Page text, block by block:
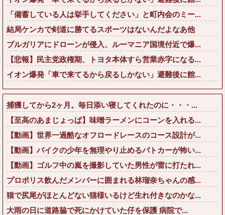
「備蓄している人は挙手してください」と町内会のミー...
結局ケンカで剣道に勝てるスポーツはないんだよなあ他
ブルガリアにドローンが侵入、ルーマニア国境付近で爆...
【悲報】民主党政権期、トヨタ本体すら営業赤字になる...
イオン爆発「車で来てるから戻るしかない」避難後に館...
捕獲してから2ヶ月。毎日添い寝してくれたのに・・・...
【至高のあまじょっぱ】味噌ラーメンにコーンを入れる...
【動画】世界一過酷なオフロードレースのコース設計が...
【動画】バイクの少年を無理やり止めるパトカーが怖い...
【動画】ゴルフ中の嵐を撮影していた男性が雷に打たれ...
プロポリス飲んだメンバーに囲まれる林瑠奈ちゃんの感...
猫で尻尾がほとんどない猫様いるけど生れ付きなのかな...
大雨の日に道路脇で死にかけていた仔を保護 病院で...